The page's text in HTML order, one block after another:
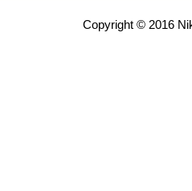
Copyright © 2016